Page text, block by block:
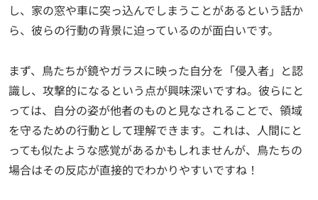
し、家の窓や車に突っ込んでしまうことがあるという話か
ら、彼らの行動の背景に迫っているのが面白いです。
まず、鳥たちが鏡やガラスに映った自分を「侵入者」と認
識し、攻撃的になるという点が興味深いですね。彼らにと
っては、自分の姿が他者のものと見なされることで、領域
を守るための行動として理解できます。これは、人間にと
っても似たような感覚があるかもしれませんが、鳥たちの
場合はその反応が直接的でわかりやすいですね！